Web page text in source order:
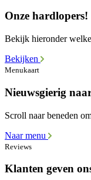
Onze hardlopers!
Bekijk hieronder
Bekijken
Menukaart
Nieuwsgierig
Scroll naar beneden
Naar menu
Reviews
Klanten geven